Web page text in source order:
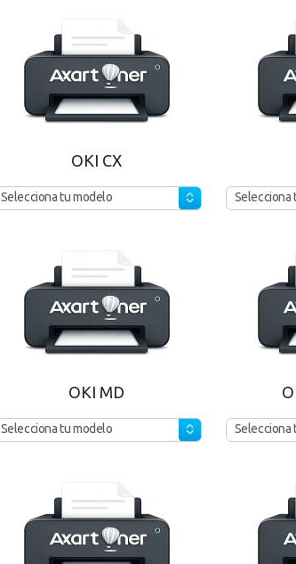
OKI CX
Selecciona tu modelo Selecciona
OKI MD
Selecciona tu modelo Selecciona